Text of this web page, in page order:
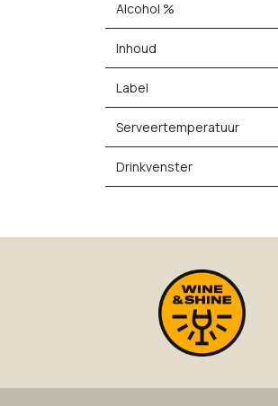
Alcohol %
Inhoud
Label
Serveertemperatuur
Drinkvenster